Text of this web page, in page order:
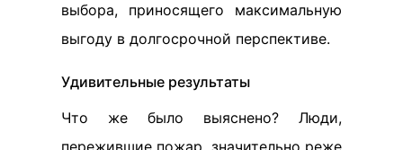
выбора, приносящего максимальную
выгоду в долгосрочной перспективе.
Удивительные результаты
Что же было выяснено? Люди,
пережившие пожар, значительно реже